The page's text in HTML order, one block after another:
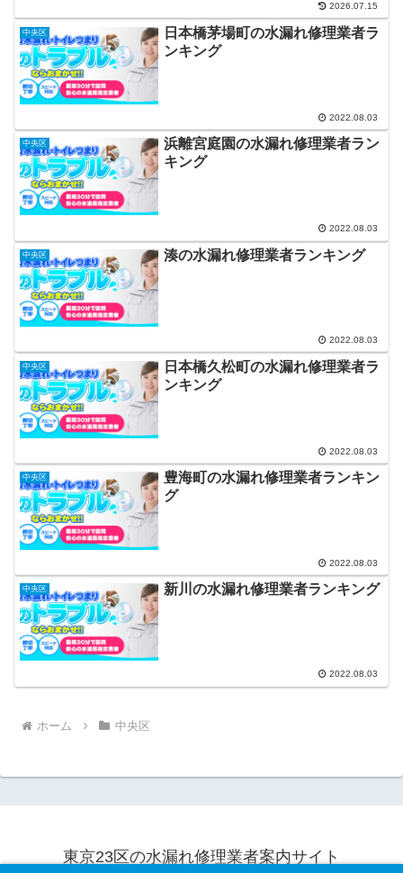
2026.07.15
中央区
日本橋茅場町の水漏れ修理業者ラ
ンキング
2022.08.03
中央区
浜離宮庭園の水漏れ修理業者ラン
キング
2022.08.03
中央区 湊の水漏れ修理業者ランキング
2022.08.03
中央区
日本橋久松町の水漏れ修理業者ラ
ンキング
2022.08.03
中央区
豊海町の水漏れ修理業者ランキン
グ
2022.08.03
中央区 新川の水漏れ修理業者ランキング
2022.08.03
ホーム 中央区
東京23区の水漏れ修理業者案内サイト